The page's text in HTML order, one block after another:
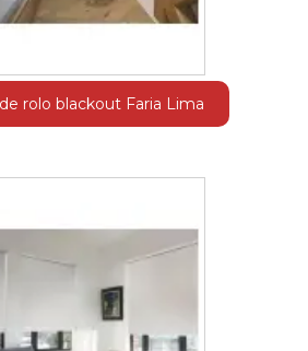
rolo blackout Faria Lima